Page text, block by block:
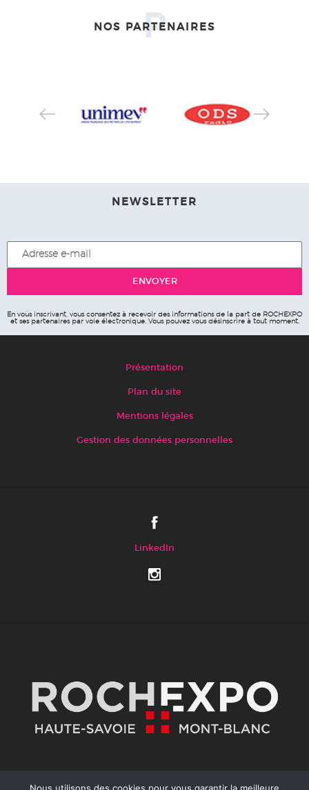
NOS PARTENAIRES
P
NEWSLETTER
En vous inscrivant, vous consentez à recevoir des informations de la part de ROCHEXPO
et ses partenaires par voie électronique. Vous pouvez vous désinscrire à tout moment.
Présentation
Plan du site
Mentions légales
Gestion des données personnelles
LinkedIn